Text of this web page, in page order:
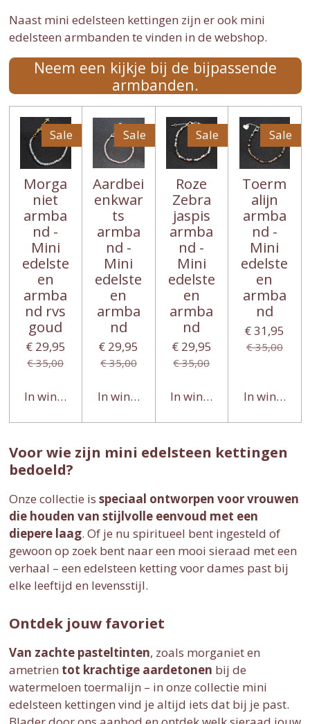
Naast mini edelsteen kettingen zijn er ook mini
edelsteen armbanden te vinden in de webshop.
Neem een kijkje bij de bijpassende
armbanden.
Sale
Morga
niet
armba
nd -
Mini
edelste
en
armba
nd rvs
goud
€ 29,95
€ 35,00
In winkelwagen
Sale
Aardbei
enkwar
ts
armba
nd -
Mini
edelste
en
armba
nd
€ 29,95
€ 35,00
In winkelwagen
Sale
Roze
Zebra
jaspis
armba
nd -
Mini
edelste
en
armba
nd
€ 29,95
€ 35,00
In winkelwagen
Sale
Toerm
alijn
armba
nd -
Mini
edelste
en
armba
nd
€ 31,95
€ 35,00
In
Voor wie zijn mini edelsteen kettingen
bedoeld?
Onze collectie is speciaal ontworpen voor vrouwen
die houden van stijlvolle eenvoud met een
diepere laag. Of je nu spiritueel bent ingesteld of
gewoon op zoek bent naar een mooi sieraad met een
verhaal – een edelsteen ketting voor dames past bij
elke leeftijd en levensstijl.
Ontdek jouw favoriet
Van zachte pasteltinten, zoals morganiet en
ametrien tot krachtige aardetonen bij de
watermeloen toermalijn – in onze collectie mini
edelsteen kettingen vind je altijd iets dat bij je past.